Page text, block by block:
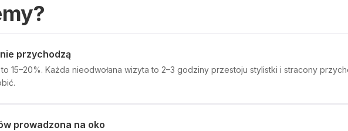
przychodzą
15–20%. Każda nieodwołana wizyta to 2–3 godziny przestoju stylistki i stracony
prowadzona na oko